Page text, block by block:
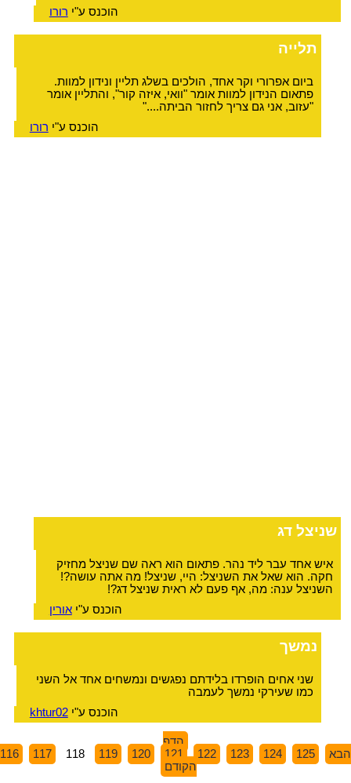
הוכנס ע"י רורו
תלייה
ביום אפרורי וקר אחד, הולכים בשלג תליין ונידון למוות.
פתאום הנידון למוות אומר "וואי, איזה קור", והתליין אומר
"עזוב, אני גם צריך לחזור הביתה...."
הוכנס ע"י רורו
שניצל דג
איש אחד עבר ליד נהר. פתאום הוא ראה שם שניצל מחזיק
חקה. הוא שאל את השניצל: היי, שניצל! מה אתה עושה?!
השניצל ענה: מה, אף פעם לא ראית שניצל דג?!
הוכנס ע"יאורין
נמשך
שני אחים הופרדו בלידתם נפגשים ונמשחים אחד אל השני
כמו שעירקי נמשך לעמבה
הוכנס ע"יkhtur02
הדף
הבא
116 117 118 119 120 121 122 123 124
125
הקודם